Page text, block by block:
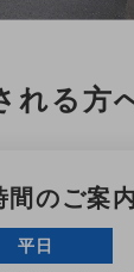
れる方
間のご案内
平日